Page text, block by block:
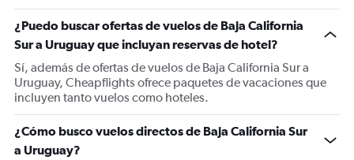
¿Puedo buscar ofertas de vuelos de Baja California
Sur a Uruguay que incluyan reservas de hotel?
Sí, además de ofertas de vuelos de Baja California Sur a
Uruguay, Cheapflights ofrece paquetes de vacaciones que
incluyen tanto vuelos como hoteles.
¿Cómo busco vuelos directos de Baja California Sur
a Uruguay?